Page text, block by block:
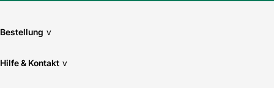
Bestellung v
Hilfe & Kontakt v